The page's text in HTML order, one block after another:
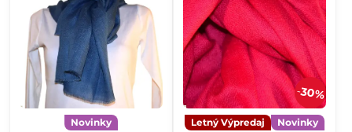
Novinky
30%
Letný Výpredaj Novinky